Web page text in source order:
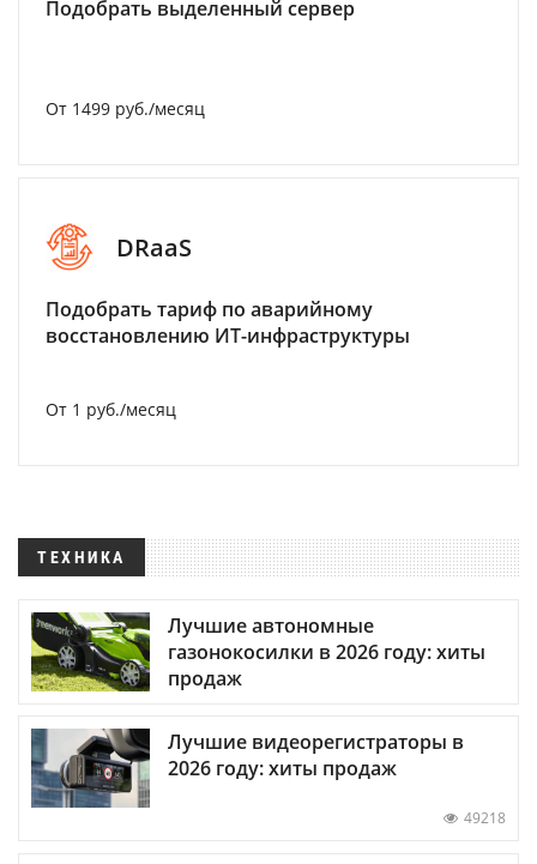
Подобрать выделенный сервер
От 1499 руб./месяц
DRaaS
Подобрать тариф по аварийному
восстановлению ИТ-инфраструктуры
От 1 руб./месяц
ТЕХНИКА
Лучшие автономные
газонокосилки в 2026 году: хиты
продаж
Лучшие видеорегистраторы в
2026 году: хиты продаж
49218